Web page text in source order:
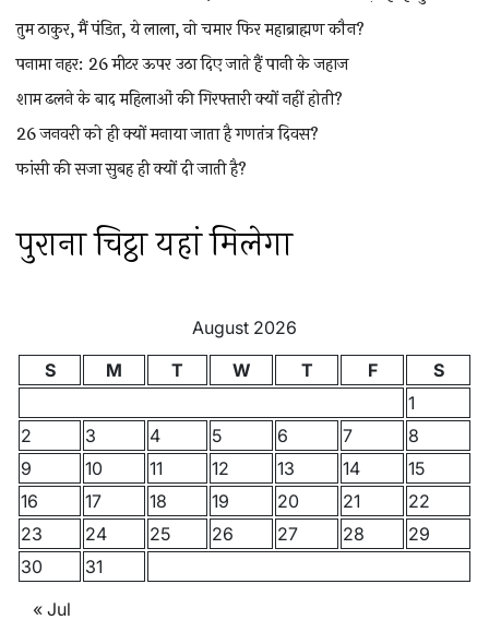
तुम ठाकुर, मैं पंडित, ये लाला, वो चमार फिर महाब्राह्मण कौन?
पनामा नहर: 26 मीटर ऊपर उठा दिए जाते हैं पानी के जहाज
शाम ढलने के बाद महिलाओं की गिरफ्तारी क्यों नहीं होती?
26 जनवरी को ही क्यों मनाया जाता है गणतंत्र दिवस?
फांसी की सजा सुबह ही क्यों दी जाती है?
पुराना चिट्ठा यहां मिलेगा
August 2026
S
M T W T F
S
1
2
3 4 5 6 7
8
9
10 11 12 13 14
15
16
17 18 19 20 21
22
23
24 25 26 27 28
29
30
31
« Jul